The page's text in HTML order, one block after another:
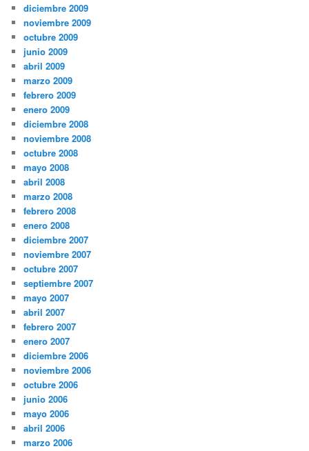
diciembre 2009
noviembre 2009
octubre 2009
junio 2009
abril 2009
marzo 2009
febrero 2009
enero 2009
diciembre 2008
noviembre 2008
octubre 2008
mayo 2008
abril 2008
marzo 2008
febrero 2008
enero 2008
diciembre 2007
noviembre 2007
octubre 2007
septiembre 2007
mayo 2007
abril 2007
febrero 2007
enero 2007
diciembre 2006
noviembre 2006
octubre 2006
junio 2006
mayo 2006
abril 2006
marzo 2006